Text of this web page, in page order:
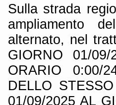
Sulla strada
ampliamento
alternato, nel
GIORNO 01/
ORARIO 0:00/
DELLO
01/09/2025 AL